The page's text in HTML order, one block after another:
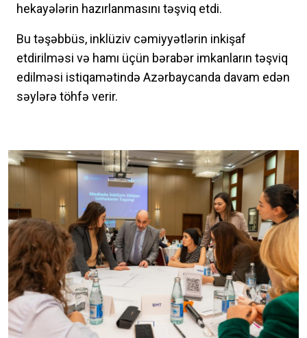
hekayələrin hazırlanmasını təşviq etdi.
Bu təşəbbüs, inklüziv cəmiyyətlərin inkişaf
etdirilməsi və hamı üçün bərabər imkanların təşviq
edilməsi istiqamətində Azərbaycanda davam edən
səylərə töhfə verir.